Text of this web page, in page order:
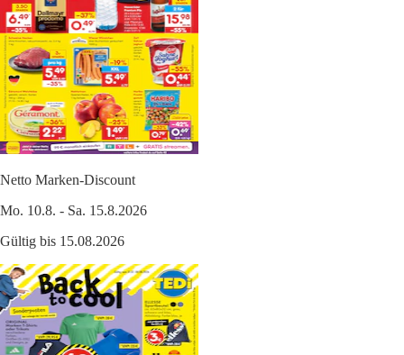
Netto Marken-Discount
Mo. 10.8. - Sa. 15.8.2026
Gültig bis 15.08.2026